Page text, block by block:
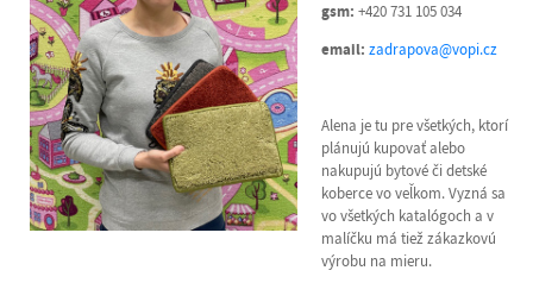
gsm: +420 731 105 034
email: zadrapova@vopi.cz
Alena je tu pre všetkých, ktorí
plánujú kupovať alebo
nakupujú bytové či detské
koberce vo veľkom. Vyzná sa
vo všetkých katalógoch a v
malíčku má tiež zákazkovú
výrobu na mieru.